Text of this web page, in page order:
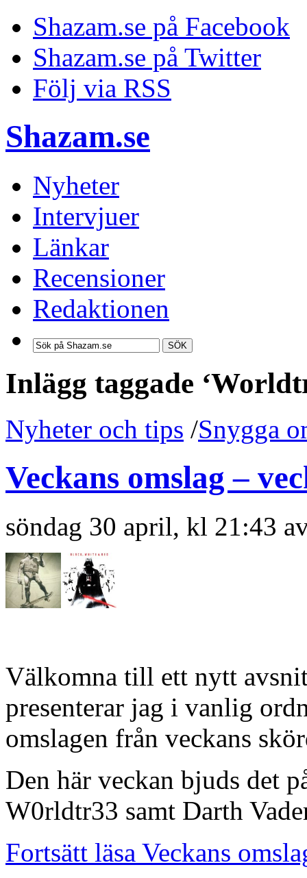
Shazam.se på Facebook
Shazam.se på Twitter
Följ via RSS
Shazam.se
Nyheter
Intervjuer
Länkar
Recensioner
Redaktionen
SÖK
Inlägg taggade
Nyheter och tips /Snygga
Veckans omslag –
söndag 30 april, kl 21:43
Välkomna till ett nytt
presenterar jag i vanlig
omslagen från veckans
Den här veckan bjuds det
W0rldtr33 samt Darth
Fortsätt läsa Veckans